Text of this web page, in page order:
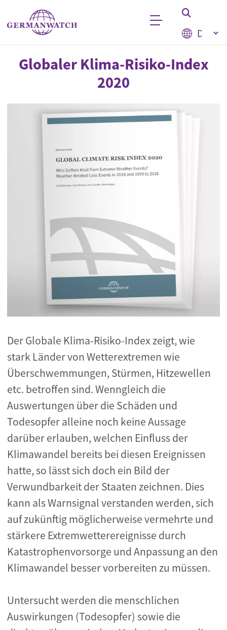
Direkt zum Inhalt
Select
Stichwortsuche
Globaler Klima-Risiko-Index
2020
Der Globale Klima-Risiko-Index zeigt, wie
stark Länder von Wetterextremen wie
Überschwemmungen, Stürmen, Hitzewellen
etc. betroffen sind. Wenngleich die
Auswertungen über die Schäden und
Todesopfer alleine noch keine Aussage
darüber erlauben, welchen Einfluss der
Klimawandel bereits bei diesen Ereignissen
hatte, so lässt sich doch ein Bild der
Verwundbarkeit der Staaten zeichnen. Dies
kann als Warnsignal verstanden werden, sich
auf zukünftig möglicherweise vermehrte und
stärkere Extremwetterereignisse durch
Katastrophenvorsorge und Anpassung an den
Klimawandel besser vorbereiten zu müssen.
Untersucht werden die menschlichen
Auswirkungen (Todesopfer) sowie die